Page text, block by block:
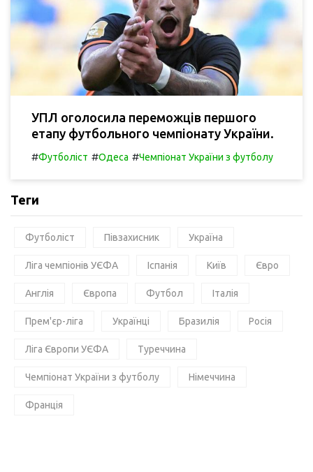
УПЛ оголосила переможців першого
етапу футбольного чемпіонату України.
#Футболіст #Одеса #Чемпіонат України з футболу
Теги
Футболіст Півзахисник Україна
Ліга чемпіонів УЄФА Іспанія Київ Євро
Англія Європа Футбол Італія
Прем'єр-ліга Українці Бразилія Росія
Ліга Європи УЄФА Туреччина
Чемпіонат України з футболу Німеччина
Франція